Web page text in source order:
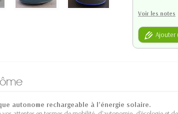
Voir les notes
Ajouter
autonome rechargeable à l’énergie solaire.